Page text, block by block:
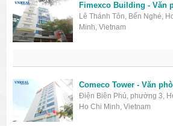
​Fimexco Building - Văn
Lê Thánh Tôn, Bến Nghé,
Minh, Vietnam
Comeco Tower - Văn
Điện Biên Phủ, phường 3,
Ho Chi Minh, Vietnam